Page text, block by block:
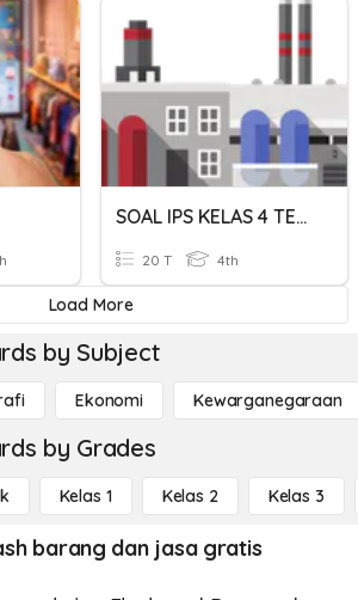
SOAL IPS KELAS 4 TEMA 8
20 T 4th
Load More
by Subject
Ekonomi Kewarganegaraan
by Grades
Kelas 1 Kelas 2 Kelas 3
barang dan jasa gratis